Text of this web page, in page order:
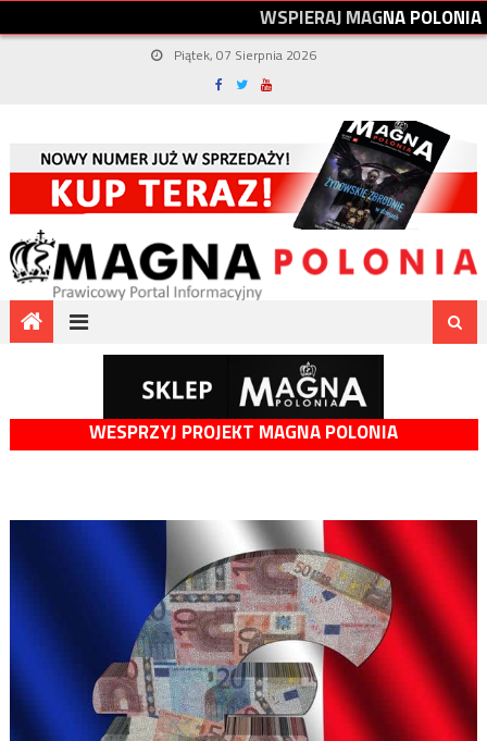
WSPIERAJMAGNAPOLONIA
Piątek, 07 Sierpnia 2026
WESPRZYJ PROJEKT MAGNA POLONIA